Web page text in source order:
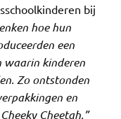
bij
hoe hun
een
waarin kinderen
Zo ontstonden
en
Cheetah.”